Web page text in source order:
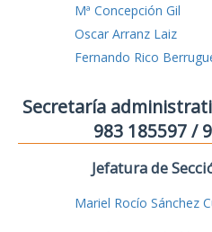
Mª Concepción Gil
Oscar Arranz Laiz
Fernando Rico
Secretaría
983 185597 /
Jefatura de
Mariel Rocío Sánchez